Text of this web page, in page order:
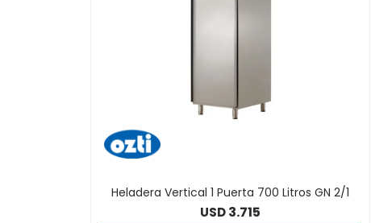
Heladera Vertical 1 Puerta 700 Litros GN 2/1
USD3.715